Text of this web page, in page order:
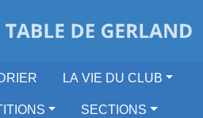
LA VIE DU CLUB
SECTIONS